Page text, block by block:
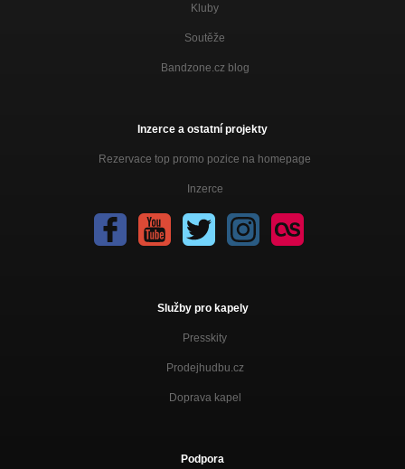
Kluby
Soutěže
Bandzone.cz blog
Inzerce a ostatní projekty
Rezervace top promo pozice na homepage
Inzerce
Služby pro kapely
Presskity
Prodejhudbu.cz
Doprava kapel
Podpora